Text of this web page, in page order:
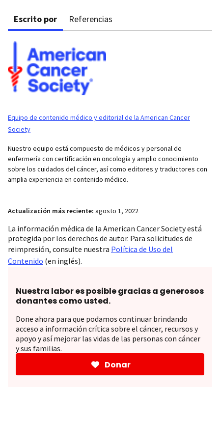
Escrito por Referencias
Equipo de contenido médico y editorial de la American Cancer
Society
Nuestro equipo está compuesto de médicos y personal de
enfermería con certificación en oncología y amplio conocimiento
sobre los cuidados del cáncer, así como editores y traductores con
amplia experiencia en contenido médico.
Actualización más reciente: agosto 1, 2022
La información médica de la American Cancer Society está
protegida por los derechos de autor. Para solicitudes de
reimpresión, consulte nuestra Política de Uso del
Contenido (en inglés).
Nuestra labor es posible gracias a generosos
donantes como usted.
Done ahora para que podamos continuar brindando
acceso a información crítica sobre el cáncer, recursos y
apoyo y así mejorar las vidas de las personas con cáncer
y sus familias.
Donar